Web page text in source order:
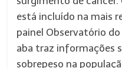
está incluído na mais
painel Observatório
aba traz informações
sobrepeso na